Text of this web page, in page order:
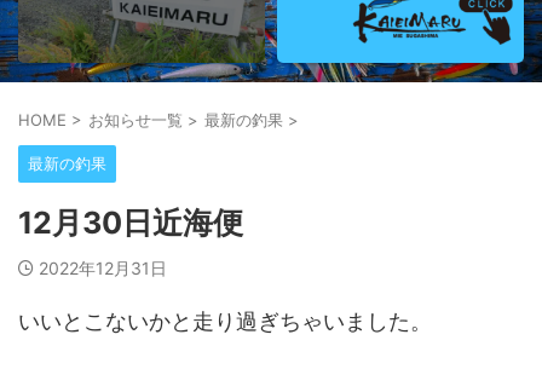
HOME > お知らせ一覧 > 最新の釣果 >
最新の釣果
12月30日近海便
2022年12月31日
いいとこないかと走り過ぎちゃいました。